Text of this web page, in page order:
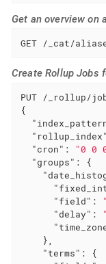
Get an overview
GET /_cat/
Create Rollup Jobs
PUT /_rollup/
{
"rollup_index"
"cron" : "0 0
"groups" : {
"field" :
"delay" :
    },
"terms" : {